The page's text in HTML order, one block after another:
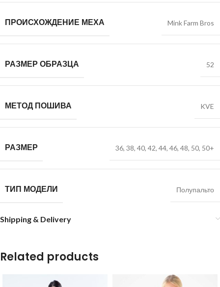
ПРОИСХОЖДЕНИЕ МЕХА Mink Farm Bros
РАЗМЕР ОБРАЗЦА 52
МЕТОД ПОШИВА KVE
РАЗМЕР 36, 38, 40, 42, 44, 46, 48, 50, 50+
ТИП МОДЕЛИ Полупальто
Shipping & Delivery
Related products